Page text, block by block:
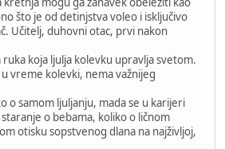
što je od detinjstva voleo i isključivo
Učitelj, duhovni otac, prvi nakon
koja ljulja kolevku upravlja svetom.
vreme kolevki, nema važnijeg
o samom ljuljanju, mada se u karijeri
o bebama, koliko o ličnom
otisku sopstvenog dlana na najživljoj,